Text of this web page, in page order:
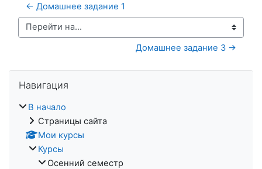
← Домашнее задание 1
Перейти на...
Домашнее задание 3 →
Навигация
В начало
Страницы сайта
Мои курсы
Курсы
Осенний семестр